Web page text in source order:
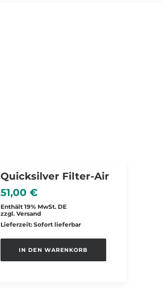
Quicksilver Filter-Air
51,00 €
Enthält 19% MwSt. DE
zzgl. Versand
Lieferzeit: Sofort lieferbar
IN DEN WARENKORB